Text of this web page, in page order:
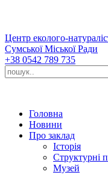
Центр еколого-
Сумської Міської Ради
+38 0542 789 735
Головна
Новини
Про заклад
Історія
Структурні
Музей